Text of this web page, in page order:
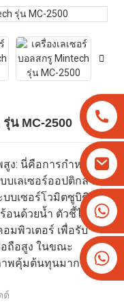
น MC-2500
ง: นี่คือการกำหนด
เลเซอร์ออปติกลำ
บบเซอร์โวมิตซูบิชิ
อนด้วยน้ำ ตัวชี้ไฟสี
มพิวเตอร์ เพื่อรับ
ถือสูง ในขณะ
าพคุ้มต้นทุนมากขึ้น!
ต์